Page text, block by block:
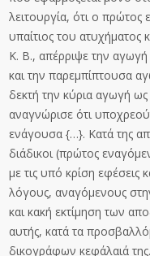
λειτουργία, ότι ο πρώτος
υπαίτιος του ατυχήματος
Κ. Β., απέρριψε την
και την παρεμπίπτουσα
δεκτή την κύρια αγωγή
αναγνώρισε ότι
ενάγουσα {…}. Κατά της
διάδικοι (πρώτος
με τις υπό κρίση εφέσεις
λόγους, αναγόμενους
και κακή εκτίμηση των
αυτής, κατά τα
δικογράφων κεφάλαιά